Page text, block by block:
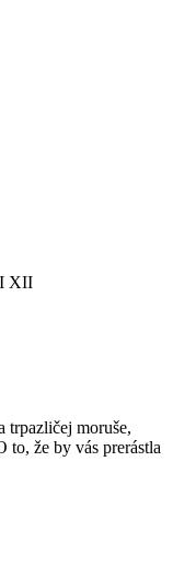
XII
trpazličej moruše,
to, že by vás prerástla